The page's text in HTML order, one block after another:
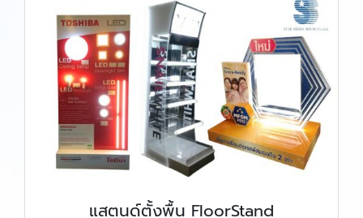
แสตนด์ตั้งพื้น FloorStand